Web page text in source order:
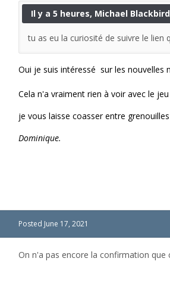
Il y a 5 heures, Michael
tu as eu la curiosité de suivre le lien
Oui je suis intéressé sur les
Cela n'a vraiment rien à voir avec le
je vous laisse coasser entre grenouilles
Dominique.
Posted June 17, 2021
On n'a pas encore la confirmation